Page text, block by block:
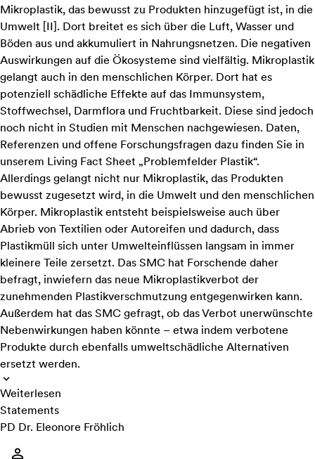
Mikroplastik, das bewusst zu Produkten hinzugefügt ist, in die
Umwelt [II]. Dort breitet es sich über die Luft, Wasser und
Böden aus und akkumuliert in Nahrungsnetzen. Die negativen
Auswirkungen auf die Ökosysteme sind vielfältig. Mikroplastik
gelangt auch in den menschlichen Körper. Dort hat es
potenziell schädliche Effekte auf das Immunsystem,
Stoffwechsel, Darmflora und Fruchtbarkeit. Diese sind jedoch
noch nicht in Studien mit Menschen nachgewiesen. Daten,
Referenzen und offene Forschungsfragen dazu finden Sie in
unserem Living Fact Sheet „Problemfelder Plastik“.
Allerdings gelangt nicht nur Mikroplastik, das Produkten
bewusst zugesetzt wird, in die Umwelt und den menschlichen
Körper. Mikroplastik entsteht beispielsweise auch über
Abrieb von Textilien oder Autoreifen und dadurch, dass
Plastikmüll sich unter Umwelteinflüssen langsam in immer
kleinere Teile zersetzt. Das SMC hat Forschende daher
befragt, inwiefern das neue Mikroplastikverbot der
zunehmenden Plastikverschmutzung entgegenwirken kann.
Außerdem hat das SMC gefragt, ob das Verbot unerwünschte
Nebenwirkungen haben könnte – etwa indem verbotene
Produkte durch ebenfalls umweltschädliche Alternativen
ersetzt werden.
Weiterlesen
Statements
PD Dr. Eleonore Fröhlich